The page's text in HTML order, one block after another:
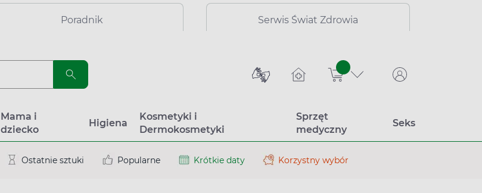
Poradnik Serwis Świat Zdrowia
sztuk
Mama i
dziecko
Higiena
Kosmetyki i
Dermokosmetyki
Sprzęt
medyczny
Seks
Ostatnie sztuki Popularne Krótkie daty Korzystny wybór